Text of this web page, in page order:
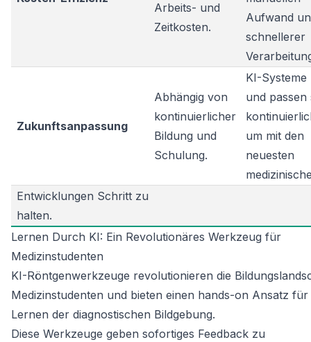
Arbeits- und
Zeitkosten.
Aufwand
schnellerer
Zukunftsanpassung
Abhängig von
kontinuierlicher
Bildung und
Schulung.
KI-Systeme
und passen
um mit den
neuesten
Entwicklungen Schritt zu
halten.
Lernen Durch KI: Ein Revolutionäres Werkzeug für
Medizinstudenten
KI-Röntgenwerkzeuge revolutionieren die
Medizinstudenten und bieten einen hands-on Ansatz für
Lernen der diagnostischen Bildgebung.
Diese Werkzeuge geben sofortiges Feedback zu